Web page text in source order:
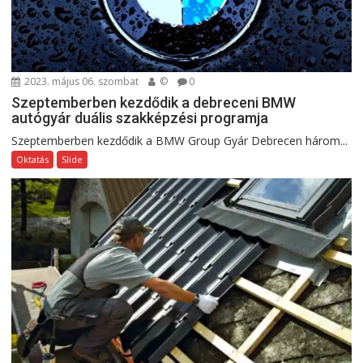
2023. május 06. szombat © 0
Szeptemberben kezdődik a debreceni BMW
autógyár duális szakképzési programja
Szeptemberben kezdődik a BMW Group Gyár Debrecen három...
Oktatás Slide